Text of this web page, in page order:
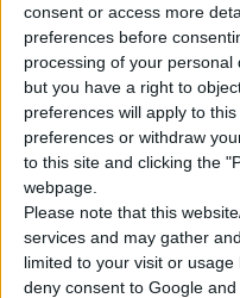
consent or access more
preferences before
processing of your personal
but you have a right to
preferences will apply to
preferences or withdraw
to this site and clicking the
webpage.
Please note that this
services and may gather
limited to your visit or
deny consent to Google
μηνώνκαι
Συλλόγου
από τον
οφειλομένων
υποχρεώσεων
σύμβαση που
φαρμακοποιούς.